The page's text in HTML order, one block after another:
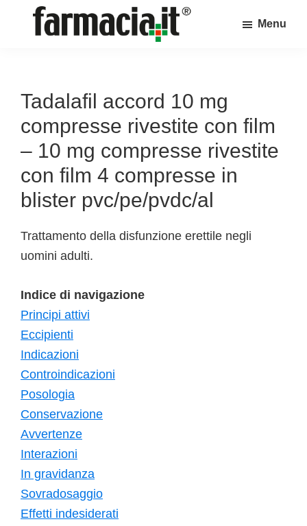
sul
mondo
della
farmacia
online
Menu
Tadalafil accord 10 mg
compresse rivestite con film
– 10 mg compresse rivestite
con film 4 compresse in
blister pvc/pe/pvdc/al
Trattamento della disfunzione erettile negli
uomini adulti.
Indice di navigazione
Principi attivi
Eccipienti
Indicazioni
Controindicazioni
Posologia
Conservazione
Avvertenze
Interazioni
In gravidanza
Sovradosaggio
Effetti indesiderati